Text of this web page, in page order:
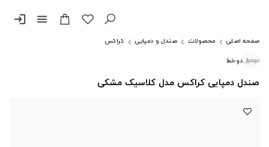
menu
login
صفحه اصلی محصولات صندل و دمپایی
کراکس
دوخط
صندل دمپایی کراکس مدل کلاسیک مشکی